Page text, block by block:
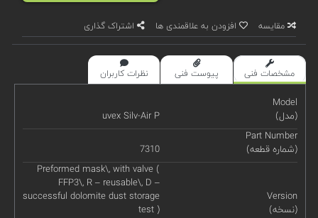
مقایسه افزودن به علاقمندی ها اشتراک گذاری
مشخصات فنی پیوست فنی نظرات کاربران
Model
(مدل)
uvex Silv-Air P
Part Number
(شماره قطعه)
7310
Version
(نسخه)
Preformed mask\, with valve (
FFP3\, R – reusable\, D –
successful dolomite dust storage
test )